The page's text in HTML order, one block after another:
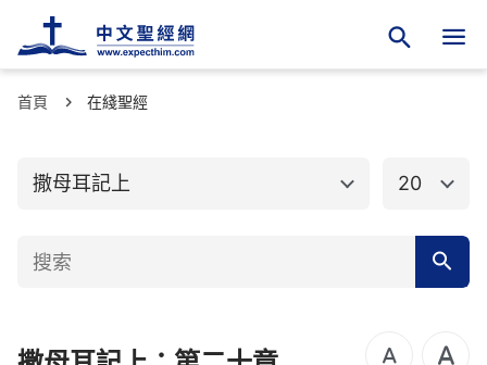
首頁 在綫聖經
撒母耳記上
舊約聖經
創世記
申命記
20